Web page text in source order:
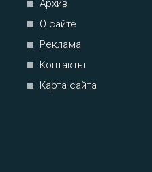
Архив
О сайте
Реклама
Контакты
Карта сайта